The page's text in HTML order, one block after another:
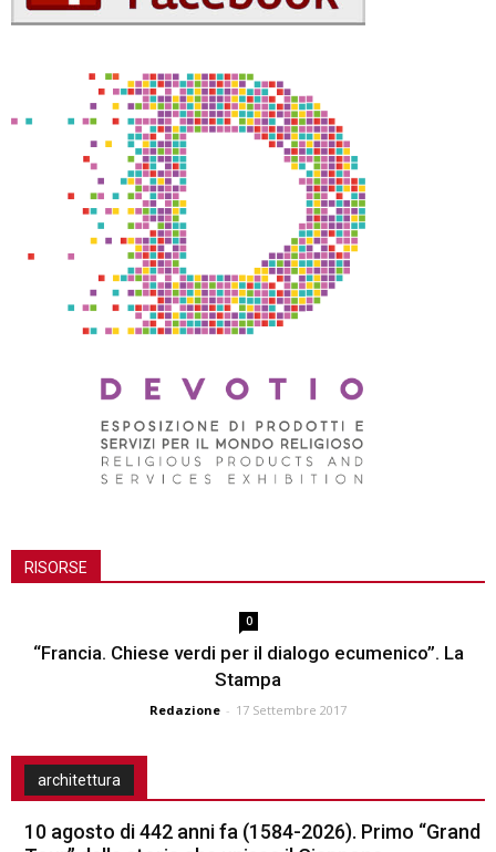
RISORSE
0
“Francia. Chiese verdi per il dialogo ecumenico”. La
Stampa
Redazione - 17 Settembre 2017
architettura
10 agosto di 442 anni fa (1584-2026). Primo “Grand